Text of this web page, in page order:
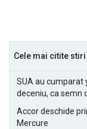
Cele mai citite stiri
SUA au cumparat
deceniu, ca semn
Accor deschide
Mercure